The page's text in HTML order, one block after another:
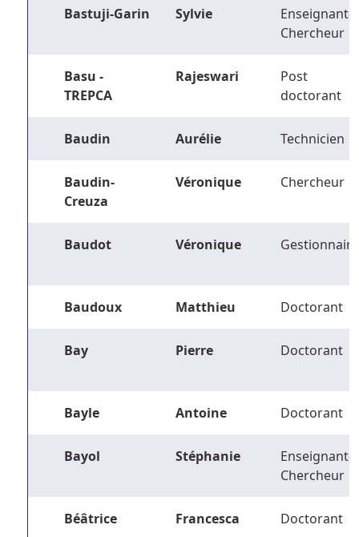
Bastuji-Garin Sylvie
Enseignant-
Chercheur
Basu -
TREPCA
Rajeswari
Post
doctorant
Baudin Aurélie Technicien
Baudin-
Creuza
Véronique Chercheur
Baudot Véronique Gestionnaire
Baudoux Matthieu Doctorant
Bay Pierre Doctorant
Bayle Antoine Doctorant
Bayol Stéphanie
Enseignant-
Chercheur
Béâtrice Francesca Doctorant